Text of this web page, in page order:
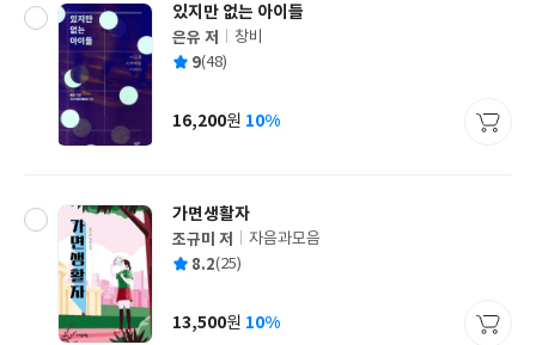
있지만 없는 아이들
글
쓴
은유 저
출
사
창비
평 9(48)
가
16,200원 10%
가면생활자
글
쓴
조규미 저
출
사
자음과모음
평 8.2(25)
가
13,500원 10%